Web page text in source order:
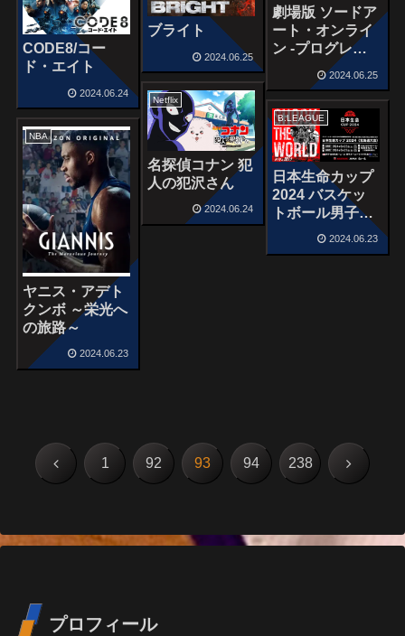
ブライト
2024.06.25
劇場版 ソードア
ート・オンライ
ン -プログレッ
シブ- 冥き夕闇
のスケルツォ
2024.06.25
CODE8/コー
ド・エイト
2024.06.24
Netflix
名探偵コナン 犯
人の犯沢さん
2024.06.24
B.LEAGUE
日本生命カップ
2024 バスケッ
トボール男子日
本代表国際強化
2024.06.23
NBA
ヤニス・アデト
クンボ ～栄光へ
の旅路～
2024.06.23
前 1 92 93 94 238 次
プロフィール